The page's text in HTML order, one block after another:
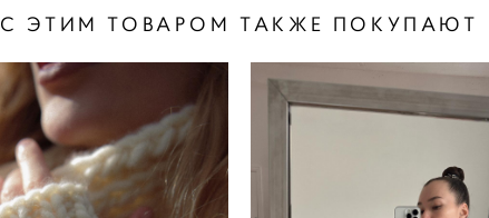
С ЭТИМ ТОВАРОМ ТАКЖЕ ПОКУПАЮТ